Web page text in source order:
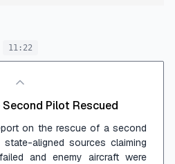
11:22
Second Pilot Rescued
on the rescue of a second
aligned sources claiming
and enemy aircraft were